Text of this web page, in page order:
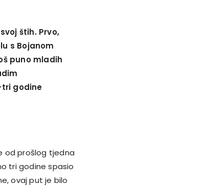
štih. Prvo,
s Bojanom
puno mladih
godine
od prošlog tjedna
tri godine spasio
ovaj put je bilo